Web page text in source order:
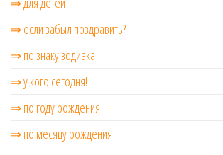
⇒ если забыл поздравить?
⇒ по знаку зодиака
⇒ у кого сегодня!
⇒ по году рождения
⇒ по месяцу рождения